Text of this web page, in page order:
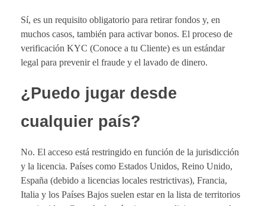
Sí, es un requisito obligatorio para retirar fondos y, en
muchos casos, también para activar bonos. El proceso de
verificación KYC (Conoce a tu Cliente) es un estándar
legal para prevenir el fraude y el lavado de dinero.
¿Puedo jugar desde
cualquier país?
No. El acceso está restringido en función de la jurisdicción
y la licencia. Países como Estados Unidos, Reino Unido,
España (debido a licencias locales restrictivas), Francia,
Italia y los Países Bajos suelen estar en la lista de territorios